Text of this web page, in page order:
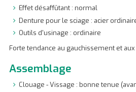
Effet désaffûtant : normal
Denture pour le sciage : acier
Outils d'usinage : ordinaire
Forte tendance au gauchissement et aux
Assemblage
Clouage - Vissage : bonne tenue